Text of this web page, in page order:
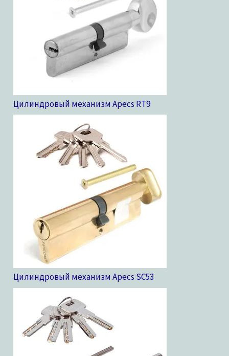
Цилиндровый механизм Apecs RT9
Цилиндровый механизм Apecs SC53